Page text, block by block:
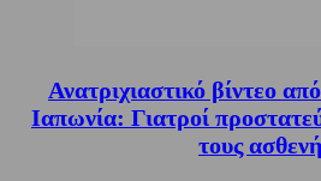
Ανατριχιαστικό βίντεο
Ιαπωνία: Γιατροί
τους